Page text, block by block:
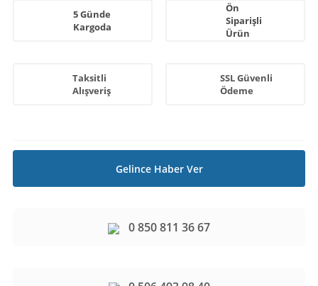
5 Günde
Kargoda
Ön
Siparişli
Ürün
Taksitli
Alışveriş
SSL Güvenli
Ödeme
Gelince Haber Ver
0 850 811 36 67